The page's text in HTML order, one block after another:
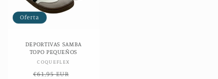
Oferta
DEPORTIVAS SAMBA
TOPO PEQUEÑOS
Proveedor:
COQUEFLEX
Precio
€61,95 EUR